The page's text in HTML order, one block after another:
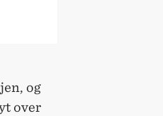
og
over